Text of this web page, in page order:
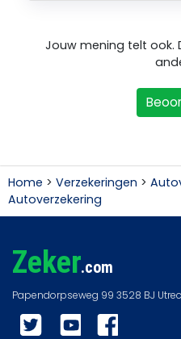
Jouw mening telt ook.
Home > Verzekeringen >
Autoverzekering
Zeker.com
Twitter YouTube